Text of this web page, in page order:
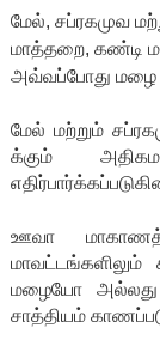
மேல், சப்ரகமுவ
மாத்தறை, கண்டி
அவ்வப்போது மழை
மேல் மற்றும்
க்கும்
ஊவா
மழையோ அல்லது
சாத்தியம்